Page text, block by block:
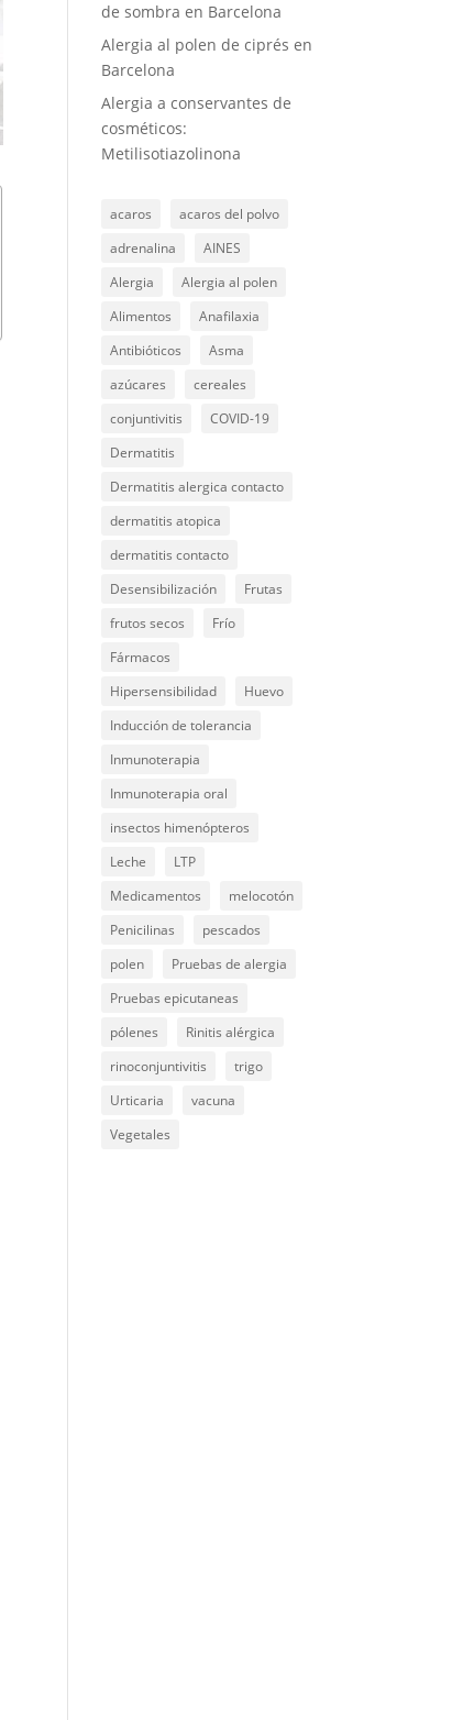
de sombra en Barcelona
Alergia al polen de ciprés en
Barcelona
Alergia a conservantes de
cosméticos:
Metilisotiazolinona
acaros
acaros del polvo
adrenalina
AINES
Alergia
Alergia al polen
Alimentos
Anafilaxia
Antibióticos
Asma
azúcares
cereales
conjuntivitis
COVID-19
Dermatitis
Dermatitis alergica contacto
dermatitis atopica
dermatitis contacto
Desensibilización
Frutas
frutos secos
Frío
Fármacos
Hipersensibilidad
Huevo
Inducción de tolerancia
Inmunoterapia
Inmunoterapia oral
insectos himenópteros
Leche
LTP
Medicamentos
melocotón
Penicilinas
pescados
polen
Pruebas de alergia
Pruebas epicutaneas
pólenes
Rinitis alérgica
rinoconjuntivitis
trigo
Urticaria
vacuna
Vegetales